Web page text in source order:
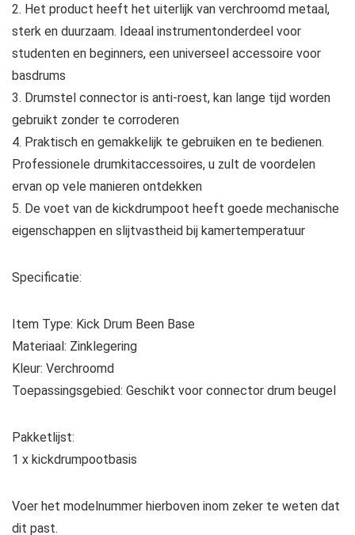
2. Het product heeft het uiterlijk van verchroomd metaal,
sterk en duurzaam. Ideaal instrumentonderdeel voor
studenten en beginners, een universeel accessoire voor
basdrums
3. Drumstel connector is anti-roest, kan lange tijd worden
gebruikt zonder te corroderen
4. Praktisch en gemakkelijk te gebruiken en te bedienen.
Professionele drumkitaccessoires, u zult de voordelen
ervan op vele manieren ontdekken
5. De voet van de kickdrumpoot heeft goede mechanische
eigenschappen en slijtvastheid bij kamertemperatuur
Specificatie:
Item Type: Kick Drum Been Base
Materiaal: Zinklegering
Kleur: Verchroomd
Toepassingsgebied: Geschikt voor connector drum beugel
Pakketlijst:
1 x kickdrumpootbasis
Voer het modelnummer hierboven inom zeker te weten dat
dit past.